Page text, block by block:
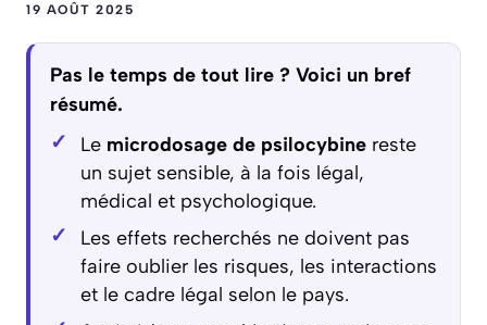
19 AOÛT 2025
Pas le temps de tout lire ? Voici un bref
résumé.
Le microdosage de psilocybinereste
un sujet sensible, à la fois légal,
médical et psychologique.
Les effets recherchés ne doivent pas
faire oublier les risques, les interactions
et le cadre légal selon le pays.